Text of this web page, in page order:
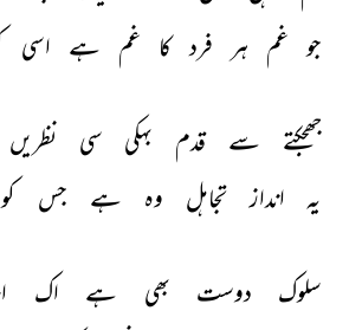
جو غم ہر فرد کا غم ہے اسی
جھجکتے سے قدم بہکی سی
نظریں
یہ
انداز تجاہل وہ ہے جس
سلوک دوست بھی ہے اک